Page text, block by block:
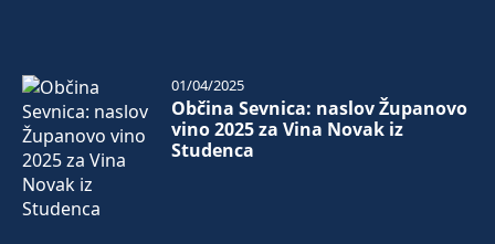
Občina Sevnica: naslov Županovo
vino 2025 za Vina Novak iz
Studenca
01/04/2025